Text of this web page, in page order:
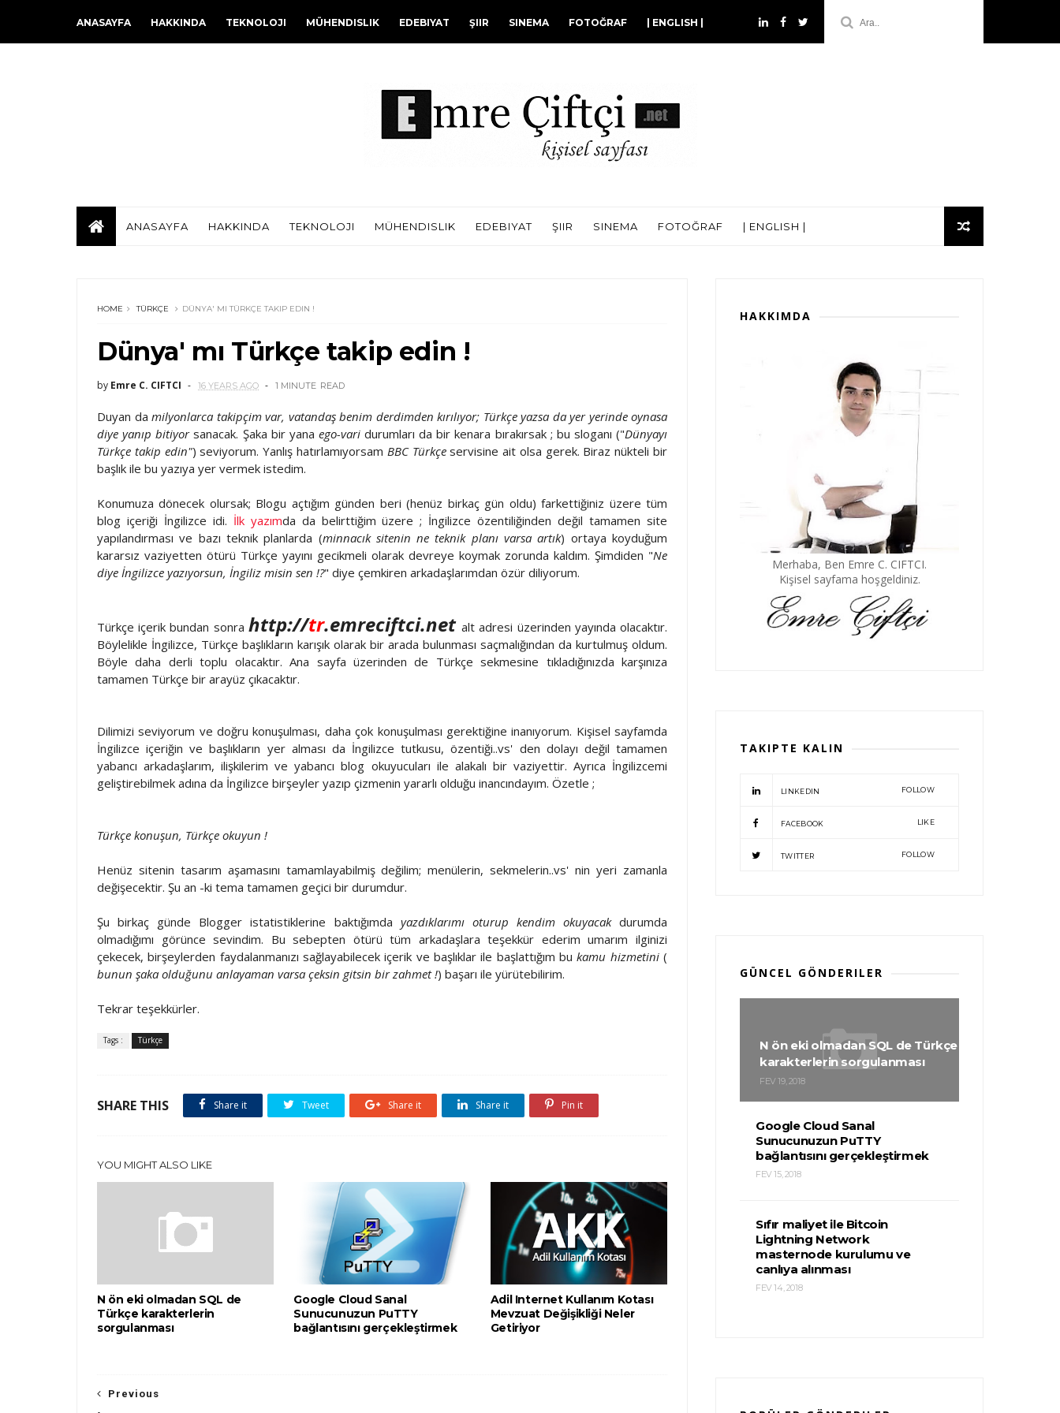
ANASAYFA HAKKINDA TEKNOLOJI MÜHENDISLIK EDEBIYAT ŞIIR SINEMA FOTOĞRAF | ENGLISH |
ANASAYFA HAKKINDA TEKNOLOJI MÜHENDISLIK EDEBIYAT ŞIIR SINEMA FOTOĞRAF | ENGLISH |
HOME TÜRKÇE DÜNYA' MI TÜRKÇE TAKIP EDIN !
Dünya' mı Türkçe takip edin !
by Emre C. CIFTCI 16 YEARS AGO 1 MINUTE READ
Duyan da milyonlarca takipçim var, vatandaş benim derdimden kırılıyor; Türkçe yazsa da yer yerinde oynasa
diye yanıp bitiyorsanacak. Şaka bir yana ego-varidurumları da bir kenara bırakırsak ; bu sloganı ("Dünyayı
Türkçe takip edin") seviyorum. Yanlış hatırlamıyorsam BBC Türkçeservisine ait olsa gerek. Biraz nükteli bir
başlık ile bu yazıya yer vermek istedim.
Konumuza dönecek olursak; Blogu açtığım günden beri (henüz birkaç gün oldu) farkettiğiniz üzere tüm
blog içeriği İngilizce idi. İlk yazımda da belirttiğim üzere ; İngilizce özentiliğinden değil tamamen site
yapılandırması ve bazı teknik planlarda (minnacık sitenin ne teknik planı varsa artık) ortaya koyduğum
kararsız vaziyetten ötürü Türkçe yayını gecikmeli olarak devreye koymak zorunda kaldım. Şimdiden "Ne
diye İngilizce yazıyorsun, İngiliz misin sen !?" diye çemkiren arkadaşlarımdan özür diliyorum.
Türkçe içerik bundan sonra http://tr.emreciftci.netalt adresi üzerinden yayında olacaktır.
Böylelikle İngilizce, Türkçe başlıkların karışık olarak bir arada bulunması saçmalığından da kurtulmuş oldum.
Böyle daha derli toplu olacaktır. Ana sayfa üzerinden de Türkçe sekmesine tıkladığınızda karşınıza
tamamen Türkçe bir arayüz çıkacaktır.
Dilimizi seviyorum ve doğru konuşulması, daha çok konuşulması gerektiğine inanıyorum. Kişisel sayfamda
İngilizce içeriğin ve başlıkların yer alması da İngilizce tutkusu, özentiği..vs' den dolayı değil tamamen
yabancı arkadaşlarım, ilişkilerim ve yabancı blog okuyucuları ile alakalı bir vaziyettir. Ayrıca İngilizcemi
geliştirebilmek adına da İngilizce birşeyler yazıp çizmenin yararlı olduğu inancındayım. Özetle ;
Türkçe konuşun, Türkçe okuyun !
Henüz sitenin tasarım aşamasını tamamlayabilmiş değilim; menülerin, sekmelerin..vs' nin yeri zamanla
değişecektir. Şu an -ki tema tamamen geçici bir durumdur.
Şu birkaç günde Blogger istatistiklerine baktığımda yazdıklarımı oturup kendim okuyacakdurumda
olmadığımı görünce sevindim. Bu sebepten ötürü tüm arkadaşlara teşekkür ederim umarım ilginizi
çekecek, birşeylerden faydalanmanızı sağlayabilecek içerik ve başlıklar ile başlattığım bukamu hizmetini(
bunun şaka olduğunu anlayaman varsa çeksin gitsin bir zahmet !) başarı ile yürütebilirim.
Tekrar teşekkürler.
Tags : Türkçe
SHARE THIS Share it Tweet Share it Share it Pin it
YOU MIGHT ALSO LIKE
N ön eki olmadan SQL de
Türkçe karakterlerin
sorgulanması
Google Cloud Sanal
Sunucunuzun PuTTY
bağlantısını gerçekleştirmek
Adil Internet Kullanım Kotası
Mevzuat Değişikliği Neler
Getiriyor
Previous
HAKKIMDA
Merhaba, Ben Emre C. CIFTCI.
Kişisel sayfama hoşgeldiniz.
TAKIPTE KALIN
LINKEDIN FOLLOW
FACEBOOK LIKE
TWITTER FOLLOW
GÜNCEL GÖNDERILER
N ön eki olmadan SQL de Türkçe
karakterlerin sorgulanması
FEV 19, 2018
Google Cloud Sanal
Sunucunuzun PuTTY
bağlantısını gerçekleştirmek
FEV 15, 2018
Sıfır maliyet ile Bitcoin
Lightning Network
masternode kurulumu ve
canlıya alınması
FEV 14, 2018